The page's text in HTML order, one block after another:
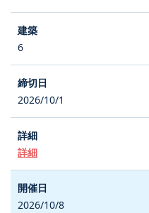
6
2026/10/1
詳細
2026/10/8